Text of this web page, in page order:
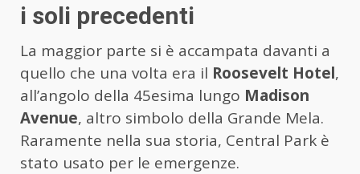
i soli precedenti
La maggior parte si è accampata davanti a
quello che una volta era il Roosevelt Hotel,
all’angolo della 45esima lungo Madison
Avenue, altro simbolo della Grande Mela.
Raramente nella sua storia, Central Park è
stato usato per le emergenze.